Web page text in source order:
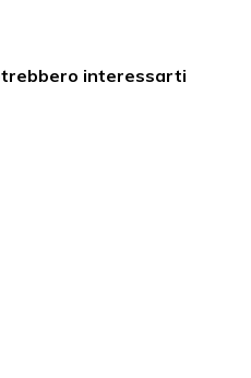
interessarti